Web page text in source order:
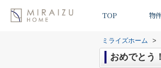
TOP 物
ミライズホーム >
おめでとう